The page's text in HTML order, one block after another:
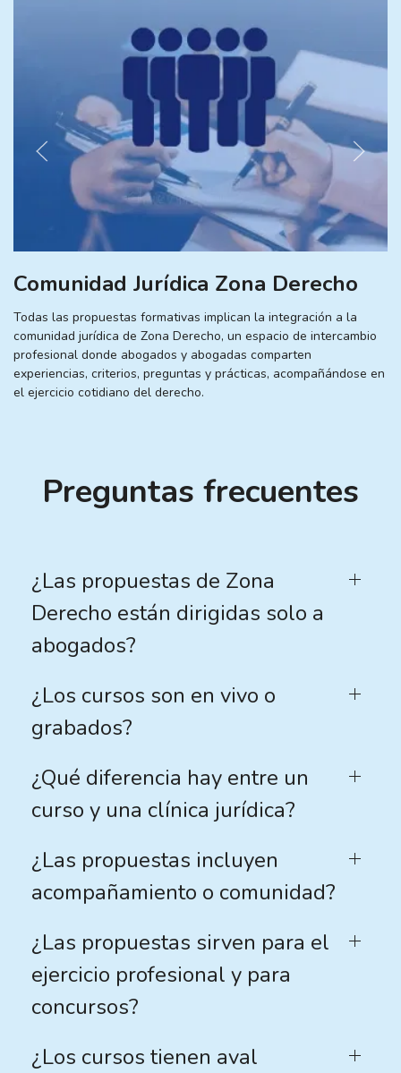
Comunidad Jurídica Zona Derecho
Todas las propuestas formativas implican la integración a la
comunidad jurídica de Zona Derecho, un espacio de intercambio
profesional donde abogados y abogadas comparten
experiencias, criterios, preguntas y prácticas, acompañándose en
el ejercicio cotidiano del derecho.
Preguntas frecuentes
¿Las propuestas de Zona
Derecho están dirigidas solo a
abogados?
¿Los cursos son en vivo o
grabados?
¿Qué diferencia hay entre un
curso y una clínica jurídica?
¿Las propuestas incluyen
acompañamiento o comunidad?
¿Las propuestas sirven para el
ejercicio profesional y para
concursos?
¿Los cursos tienen aval